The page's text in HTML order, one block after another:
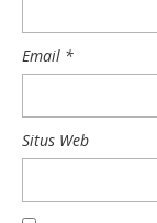
Email *
Situs Web